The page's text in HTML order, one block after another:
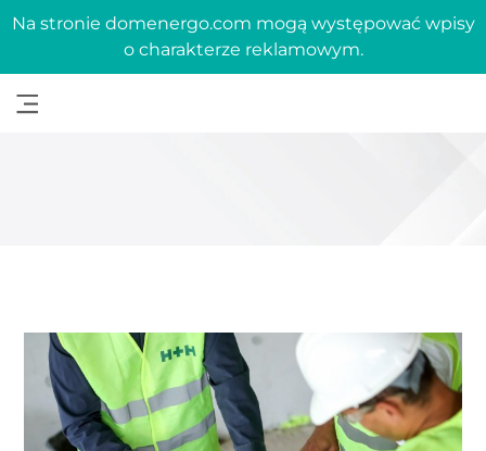
Na stronie domenergo.com mogą występować wpisy
o charakterze reklamowym.